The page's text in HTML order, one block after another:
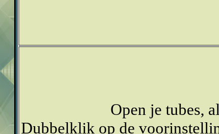
Open je tubes,
Dubbelklik op de